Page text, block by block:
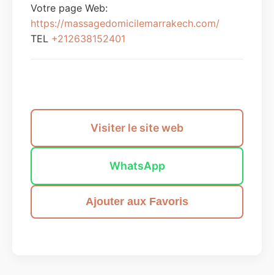
Votre page Web:
https://massagedomicilemarrakech.com/
TEL +212638152401
Visiter le site web
WhatsApp
Ajouter aux Favoris